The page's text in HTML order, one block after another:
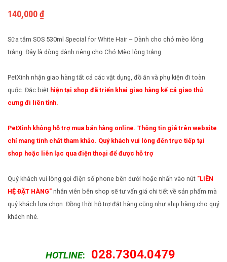
Cách nuôi động vật bò sát
Phụ kiện cho chim
Cách nuôi chim cảnh
Coat
lông
trắng
140,000₫
Sữa tắm SOS 530ml Special for White Hair – Dành cho chó mèo lông
trắng. Đây là dòng dành riêng cho Chó Mèo lông trắng
PetXinh nhận giao hàng tất cả các vật dụng, đồ ăn và phụ kiện đi toàn
quốc. Đặc biệt hiện tại shop đã triển khai giao hàng kể cả giao thú
cưng đi liên tỉnh.
PetXinh không hỗ trợ mua bán hàng online. Thông tin giá trên website
chỉ mang tính chất tham khảo. Quý khách vui lòng đến trực tiếp tại
shop hoặc liên lạc qua điện thoại để được hỗ trợ
Quý khách vui lòng gọi điện số phone bên dưới hoặc nhấn vào nút "LIÊN
HỆ ĐẶT HÀNG" nhân viên bên shop sẽ tư vấn giá chi tiết về sản phẩm mà
quý khách lựa chọn. Đồng thời hỗ trợ đặt hàng cũng như ship hàng cho quý
khách nhé.
HOTLINE: 028.7304.0479